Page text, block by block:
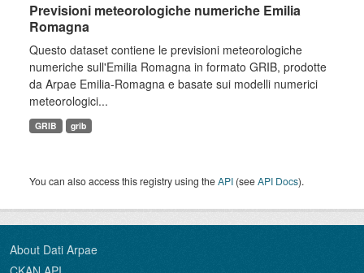
Previsioni meteorologiche numeriche Emilia
Romagna
Questo dataset contiene le previsioni meteorologiche
numeriche sull'Emilia Romagna in formato GRIB, prodotte
da Arpae Emilia-Romagna e basate sui modelli numerici
meteorologici...
GRIB grib
You can also access this registry using theAPI (seeAPI Docs).
About Dati Arpae